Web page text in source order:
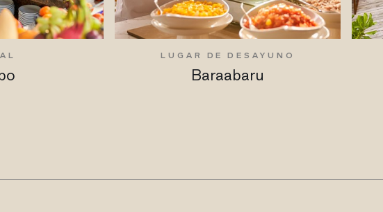
LUGAR DE DESAYUNO
Baraabaru